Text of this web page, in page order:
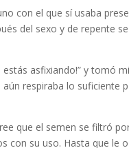
con el que sí usaba
del sexo y de repente
asfixiando!” y tomó
respiraba lo suficiente
que el semen se filtró
con su uso. Hasta que le